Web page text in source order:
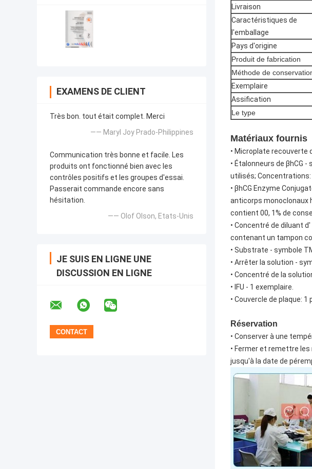
EXAMENS DE CLIENT
Très bon. tout était complet. Merci
—— Maryl Joy Prado-Philippines
Communication très bonne et facile. Les
produits ont fonctionné bien avec les
contrôles positifs et les groupes d'essai.
Passerait commande encore sans
hésitation.
—— Olof Olson, Etats-Unis
JE SUIS EN LIGNE UNE
DISCUSSION EN LIGNE
Livraison
Caractéristiques de
l'emballage
Pays d'origine
Produit de fabrication
Méthode de
Exemplaire
Assification
Le type
Matériaux fournis
• Microplate recouverte
• Étalonneurs de βhCG
utilisés; Concentrations:
• βhCG Enzyme
anticorps monoclonaux
contient 00, 1% de
• Concentré de diluant
contenant un tampon
• Substrate - symbole
• Arrêter la solution -
• Concentré de la
• IFU - 1 exemplaire.
• Couvercle de plaque: 1
Réservation
• Conserver à une
• Fermer et remettre
jusqu'à la date de